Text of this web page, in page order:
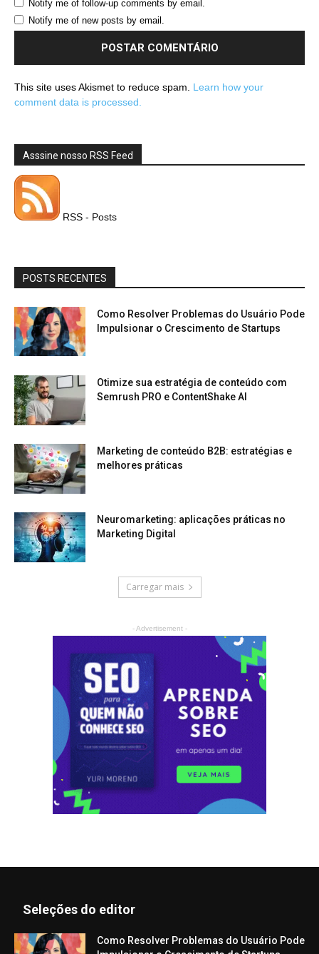
Notify me of follow-up comments by email.
Notify me of new posts by email.
This site uses Akismet to reduce spam. Learn how your
comment data is processed.
Asssine nosso RSS Feed
RSS - Posts
POSTS RECENTES
Como Resolver Problemas do Usuário Pode
Impulsionar o Crescimento de Startups
Otimize sua estratégia de conteúdo com
Semrush PRO e ContentShake AI
Marketing de conteúdo B2B: estratégias e
melhores práticas
Neuromarketing: aplicações práticas no
Marketing Digital
Carregar mais
- Advertisement -
Seleções do editor
Como Resolver Problemas do Usuário Pode